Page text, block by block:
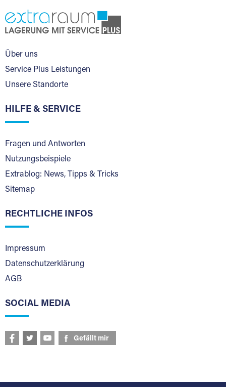
Über uns
Service Plus Leistungen
Unsere Standorte
HILFE & SERVICE
Fragen und Antworten
Nutzungsbeispiele
Extrablog: News, Tipps & Tricks
Sitemap
RECHTLICHE INFOS
Impressum
Datenschutzerklärung
AGB
SOCIAL MEDIA
Gefällt mir